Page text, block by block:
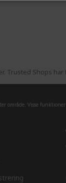
Trusted Shops
område. Visse